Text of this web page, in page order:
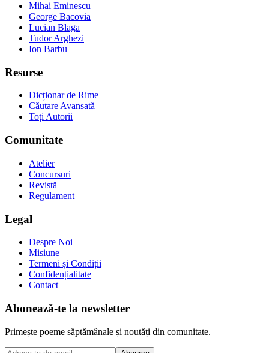
Mihai Eminescu
George Bacovia
Lucian Blaga
Tudor Arghezi
Ion Barbu
Resurse
Dicționar de Rime
Căutare Avansată
Toți Autorii
Comunitate
Atelier
Concursuri
Revistă
Regulament
Legal
Despre Noi
Misiune
Termeni și Condiții
Confidențialitate
Contact
Abonează-te la newsletter
Primește poeme săptămânale și noutăți din comunitate.